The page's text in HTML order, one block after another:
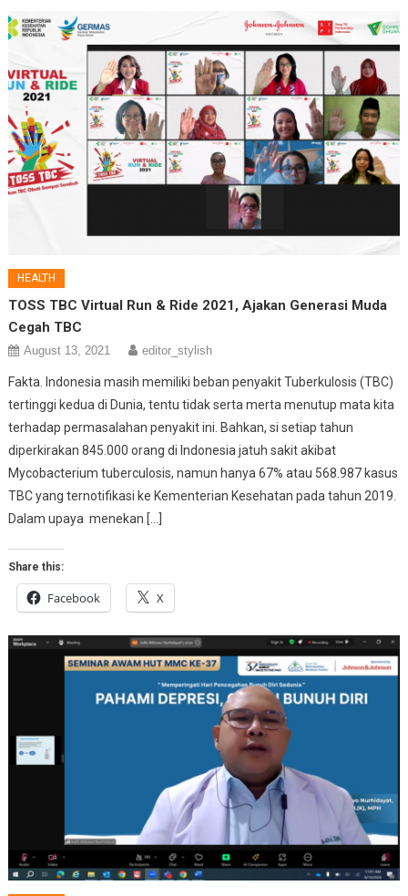
HEALTH
TOSS TBC Virtual Run & Ride 2021, Ajakan Generasi Muda
Cegah TBC
August 13, 2021 editor_stylish
Fakta. Indonesia masih memiliki beban penyakit Tuberkulosis (TBC)
tertinggi kedua di Dunia, tentu tidak serta merta menutup mata kita
terhadap permasalahan penyakit ini. Bahkan, si setiap tahun
diperkirakan 845.000 orang di Indonesia jatuh sakit akibat
Mycobacterium tuberculosis, namun hanya 67% atau 568.987 kasus
TBC yang ternotifikasi ke Kementerian Kesehatan pada tahun 2019.
Dalam upaya menekan […]
Share this:
Facebook X